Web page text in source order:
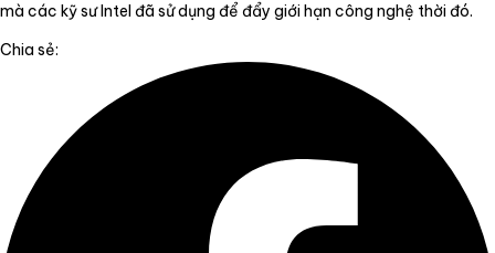
mà các kỹ sư Intel đã sử dụng để đẩy giới hạn công nghệ thời đó.
Chia sẻ: